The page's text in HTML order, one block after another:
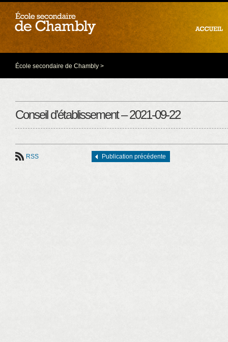
École secondaire de Chambly >
Conseil d’établissement – 2021-09-22
RSS Publication précédente